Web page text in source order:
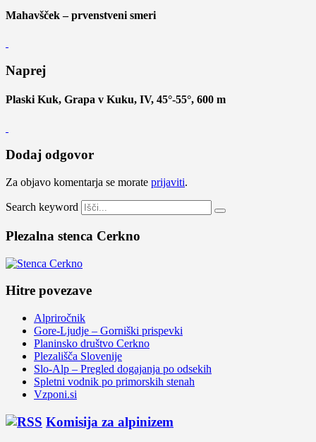
Mahavšček – prvenstveni smeri
Naprej
Plaski Kuk, Grapa v Kuku, IV, 45°-55°, 600 m
Dodaj odgovor
Za objavo komentarja se morate prijaviti.
Search keyword
Plezalna stenca Cerkno
Hitre povezave
Alpriročnik
Gore-Ljudje – Gorniški prispevki
Planinsko društvo Cerkno
Plezališča Slovenije
Slo-Alp – Pregled dogajanja po odsekih
Spletni vodnik po primorskih stenah
Vzponi.si
Komisija za alpinizem